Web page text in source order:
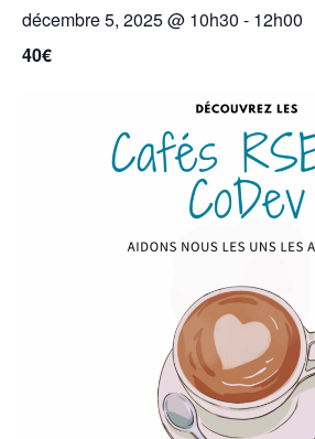
décembre 5, 2025 @ 10h30 - 12h00
40€